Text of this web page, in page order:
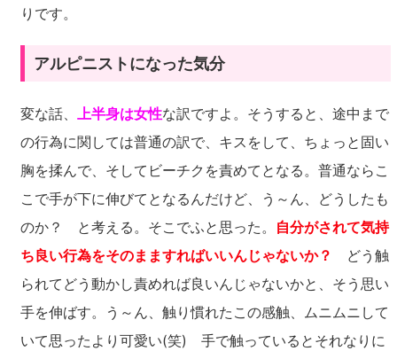
りです。
アルピニストになった気分
変な話、 上半身は女性な訳ですよ。そうすると、途中まで
の行為に関しては普通の訳で、キスをして、ちょっと固い
胸を揉んで、そしてビーチクを責めてとなる。普通ならこ
こで手が下に伸びてとなるんだけど、う～ん、どうしたも
のか？ と考える。そこでふと思った。 自分がされて気持
ち良い行為をそのまますればいいんじゃないか？
どう触
られてどう動かし責めれば良いんじゃないかと、そう思い
手を伸ばす。う～ん、触り慣れたこの感触、ムニムニして
いて思ったより可愛い(笑) 手で触っているとそれなりに